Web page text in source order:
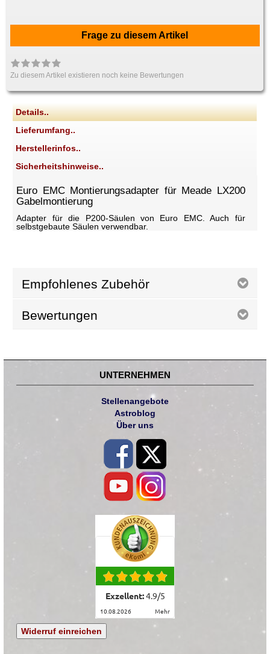
Frage zu diesem Artikel
Zu diesem Artikel existieren noch keine Bewertungen
Details..
Lieferumfang..
Herstellerinfos..
Sicherheitshinweise..
Euro EMC Montierungsadapter für Meade LX200
Gabelmontierung
Adapter für die P200-Säulen von Euro EMC. Auch für
selbstgebaute Säulen verwendbar.
Empfohlenes Zubehör
Bewertungen
UNTERNEHMEN
Stellenangebote
Astroblog
Über uns
Exzellent:4.9/5
10.08.2026 mehr
Widerruf einreichen